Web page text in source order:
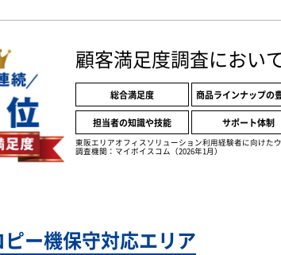
顧客満足度調査におい
総合満足度 商品ラインナップの
担当者の知識や技能 サポート体制
東阪エリアオフィスソリューション利用経験者に向けた
調査機関：マイボイスコム（2026年1月）
ー機保守対応エリア